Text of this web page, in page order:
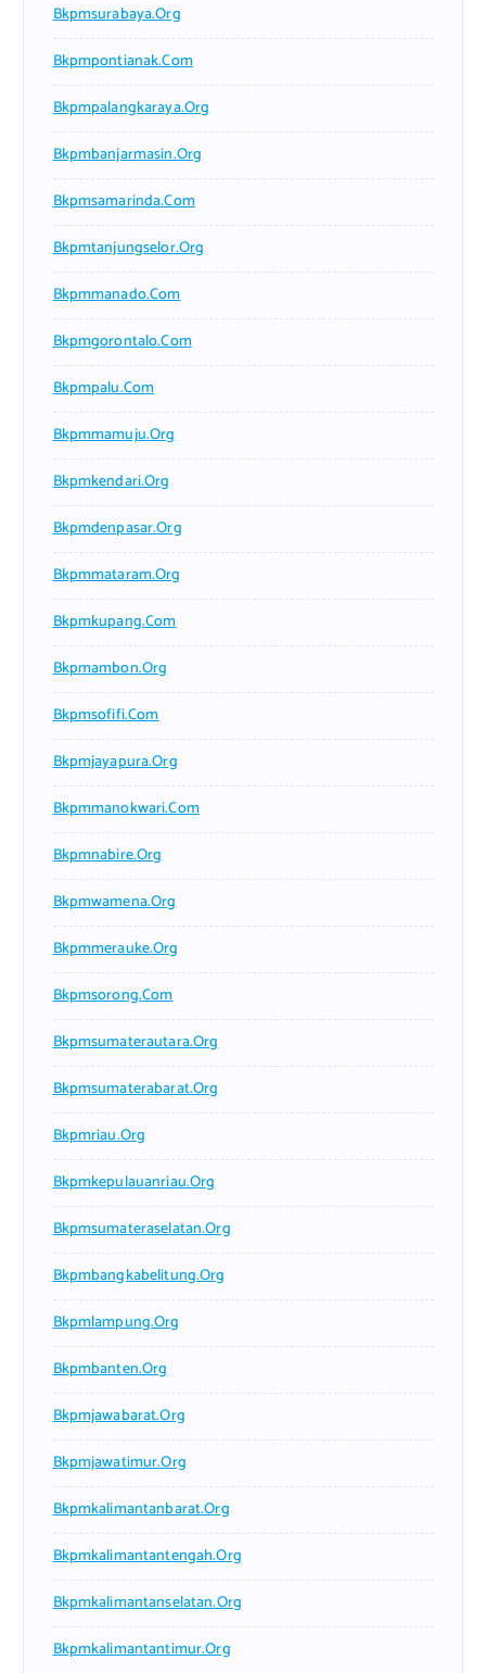
Bkpmsurabaya.org
Bkpmpontianak.com
Bkpmpalangkaraya.org
Bkpmbanjarmasin.org
Bkpmsamarinda.com
Bkpmtanjungselor.org
Bkpmmanado.com
Bkpmgorontalo.com
Bkpmpalu.com
Bkpmmamuju.org
Bkpmkendari.org
Bkpmdenpasar.org
Bkpmmataram.org
Bkpmkupang.com
Bkpmambon.org
Bkpmsofifi.com
Bkpmjayapura.org
Bkpmmanokwari.com
Bkpmnabire.org
Bkpmwamena.org
Bkpmmerauke.org
Bkpmsorong.com
Bkpmsumaterautara.org
Bkpmsumaterabarat.org
Bkpmriau.org
Bkpmkepulauanriau.org
Bkpmsumateraselatan.org
Bkpmbangkabelitung.org
Bkpmlampung.org
Bkpmbanten.org
Bkpmjawabarat.org
Bkpmjawatimur.org
Bkpmkalimantanbarat.org
Bkpmkalimantantengah.org
Bkpmkalimantanselatan.org
Bkpmkalimantantimur.org